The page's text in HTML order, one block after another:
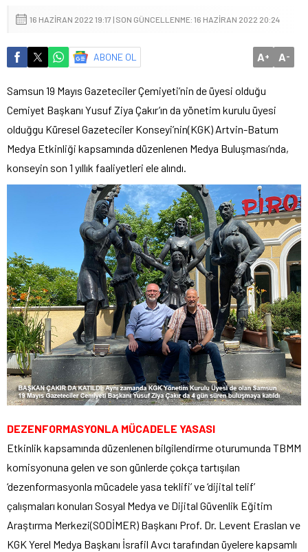
16 HAZIRAN 2022 19:17 | SON GÜNCELLENME: 16 HAZIRAN 2022 20:24
ABONE OL A+ A-
Samsun 19 Mayıs Gazeteciler Çemiyeti’nin de üyesi olduğu
Cemiyet Başkanı Yusuf Ziya Çakır’ın da yönetim kurulu üyesi
olduğgu Küresel Gazeteciler Konseyi’nin(KGK) Artvin-Batum
Medya Etkinliği kapsamında düzenlenen Medya Buluşması’nda,
konseyin son 1 yıllık faaliyetleri ele alındı.
DEZENFORMASYONLA MÜCADELE YASASI
Etkinlik kapsamında düzenlenen bilgilendirme oturumunda TBMM
komisyonuna gelen ve son günlerde çokça tartışılan
‘dezenformasyonla mücadele yasa teklifi’ ve ‘dijital telif’
çalışmaları konuları Sosyal Medya ve Dijital Güvenlik Eğitim
Araştırma Merkezi(SODİMER) Başkanı Prof. Dr. Levent Eraslan ve
KGK Yerel Medya Başkanı İsrafil Avcı tarafından üyelere kapsamlı